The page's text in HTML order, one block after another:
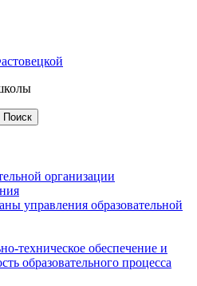
организации
управления образовательной
техническое обеспечение и
образовательного процесса